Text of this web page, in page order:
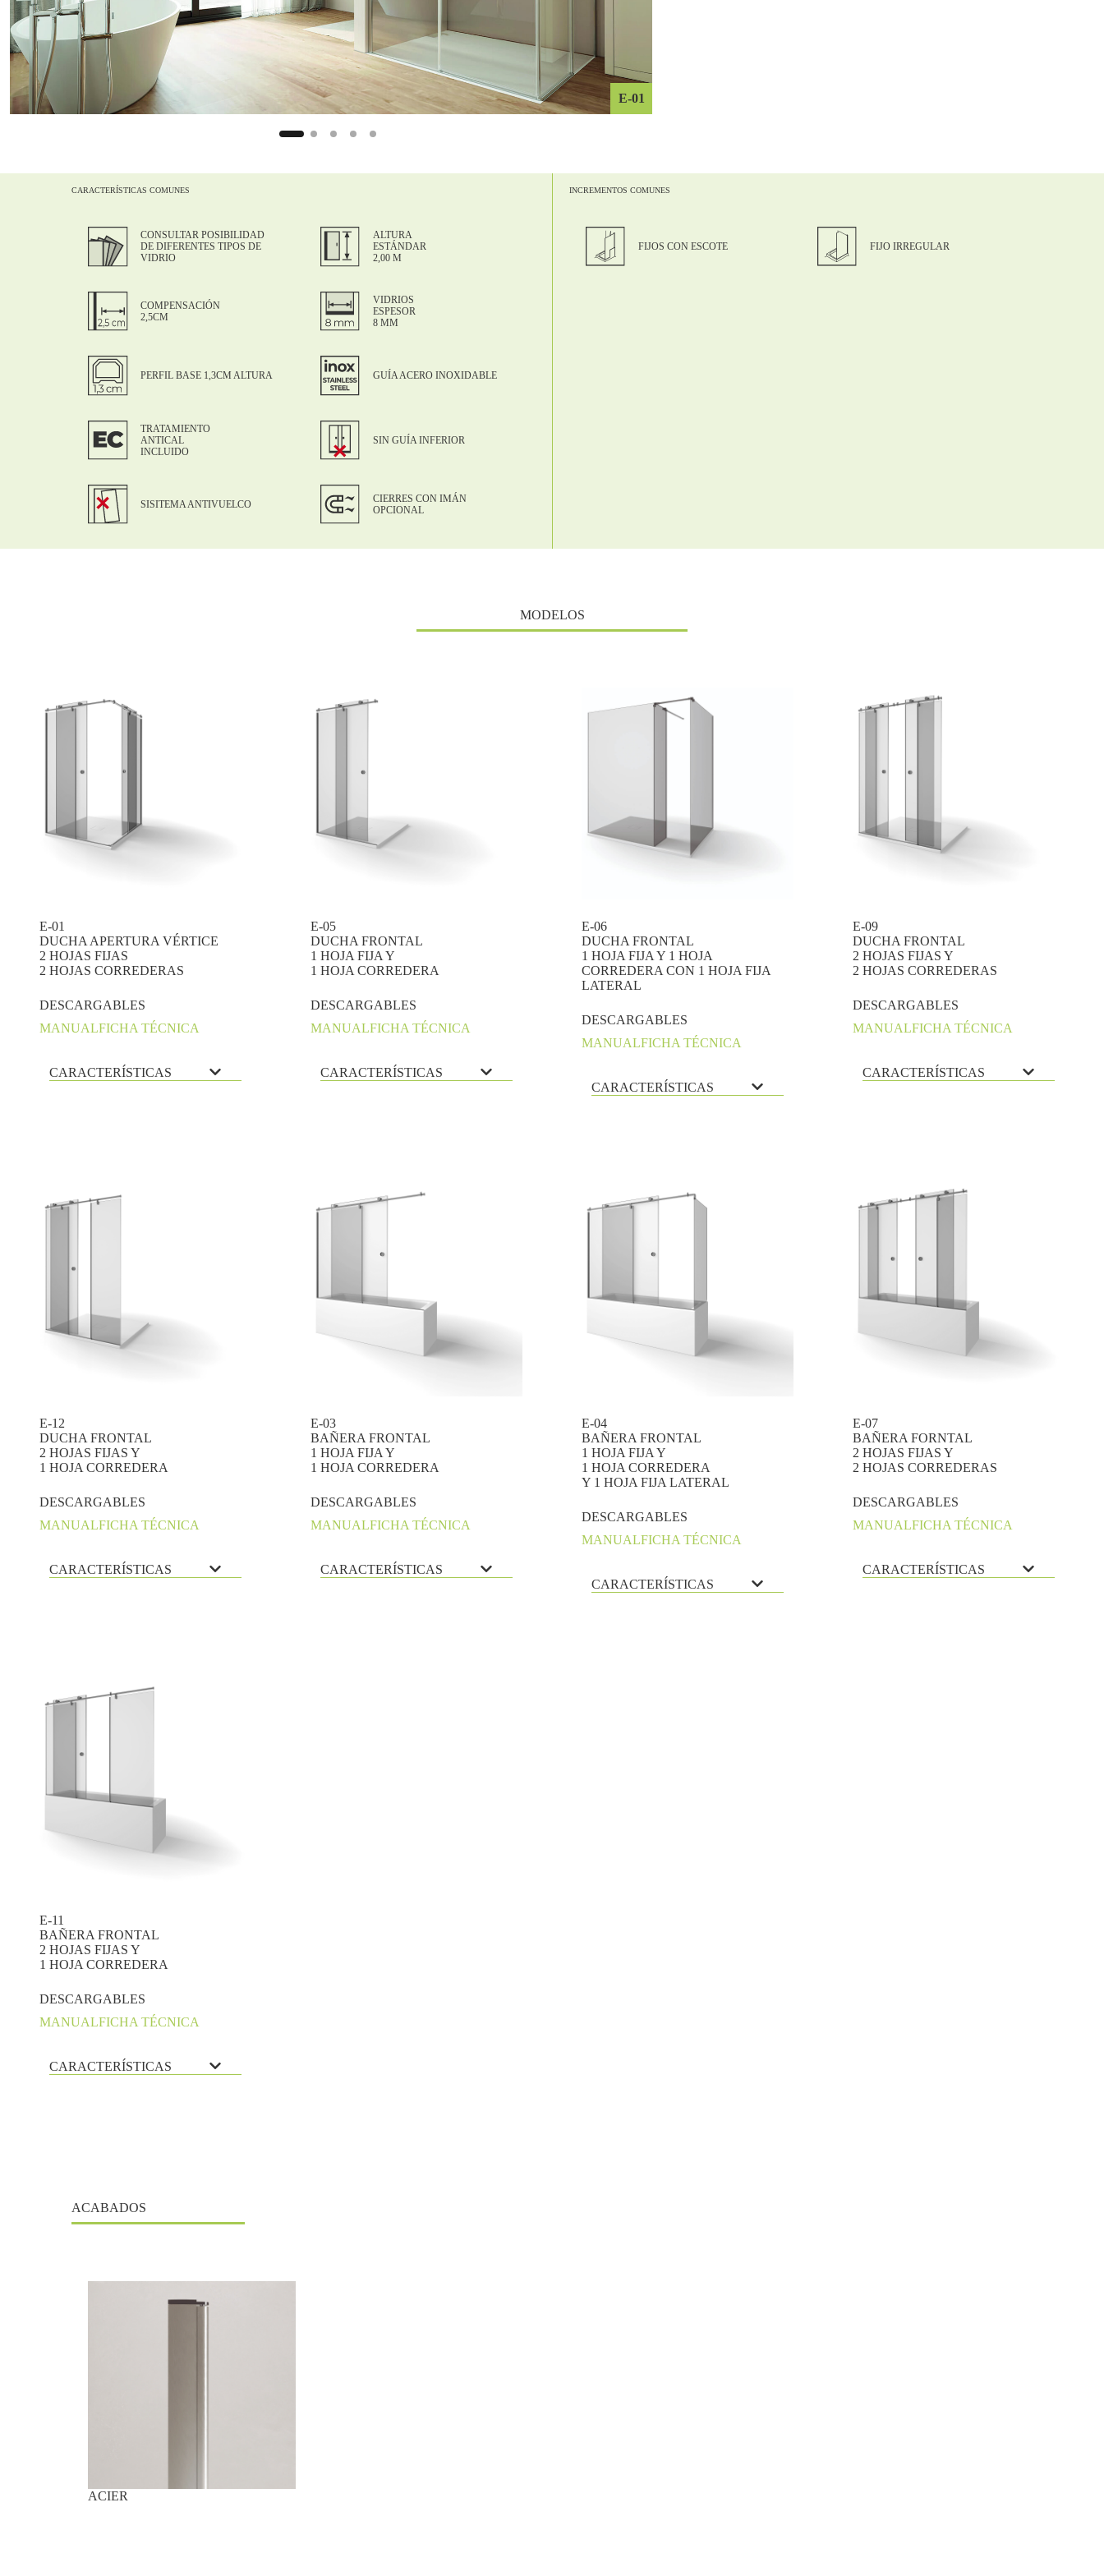
E-01
CARACTERÍSTICAS COMUNES
CONSULTAR POSIBILIDAD
DE DIFERENTES TIPOS DE
VIDRIO
ALTURA
ESTÁNDAR
2,00 M
COMPENSACIÓN
2,5CM
VIDRIOS
ESPESOR
8 MM
PERFIL BASE 1,3CM ALTURA GUÍA ACERO INOXIDABLE
TRATAMIENTO
ANTICAL
INCLUIDO
SIN GUÍA INFERIOR
SISITEMA ANTIVUELCO
CIERRES CON IMÁN
OPCIONAL
INCREMENTOS COMUNES
FIJOS CON ESCOTE FIJO IRREGULAR
MODELOS
E-01
DUCHA APERTURA VÉRTICE
2 HOJAS FIJAS
2 HOJAS CORREDERAS
DESCARGABLES
MANUALFICHA TÉCNICA
CARACTERÍSTICAS
E-05
DUCHA FRONTAL
1 HOJA FIJA Y
1 HOJA CORREDERA
DESCARGABLES
MANUALFICHA TÉCNICA
CARACTERÍSTICAS
E-06
DUCHA FRONTAL
1 HOJA FIJA Y 1 HOJA
CORREDERA CON 1 HOJA FIJA
LATERAL
DESCARGABLES
MANUALFICHA TÉCNICA
CARACTERÍSTICAS
E-09
DUCHA FRONTAL
2 HOJAS FIJAS Y
2 HOJAS CORREDERAS
DESCARGABLES
MANUALFICHA TÉCNICA
CARACTERÍSTICAS
E-12
DUCHA FRONTAL
2 HOJAS FIJAS Y
1 HOJA CORREDERA
DESCARGABLES
MANUALFICHA TÉCNICA
CARACTERÍSTICAS
E-03
BAÑERA FRONTAL
1 HOJA FIJA Y
1 HOJA CORREDERA
DESCARGABLES
MANUALFICHA TÉCNICA
CARACTERÍSTICAS
E-04
BAÑERA FRONTAL
1 HOJA FIJA Y
1 HOJA CORREDERA
Y 1 HOJA FIJA LATERAL
DESCARGABLES
MANUALFICHA TÉCNICA
CARACTERÍSTICAS
E-07
BAÑERA FORNTAL
2 HOJAS FIJAS Y
2 HOJAS CORREDERAS
DESCARGABLES
MANUALFICHA TÉCNICA
CARACTERÍSTICAS
E-11
BAÑERA FRONTAL
2 HOJAS FIJAS Y
1 HOJA CORREDERA
DESCARGABLES
MANUALFICHA TÉCNICA
CARACTERÍSTICAS
ACABADOS
ACIER